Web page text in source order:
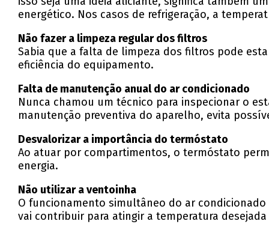
energético. Nos casos de refrigeração, a
Não fazer a limpeza regular dos filtros
Sabia que a falta de limpeza dos filtros pode
eficiência do equipamento.
Falta de manutenção anual do ar condicionado
Nunca chamou um técnico para inspecionar o
manutenção preventiva do aparelho, evita
Desvalorizar a importância do termóstato
Ao atuar por compartimentos, o termóstato
energia.
Não utilizar a ventoinha
O funcionamento simultâneo do ar
vai contribuir para atingir a temperatura